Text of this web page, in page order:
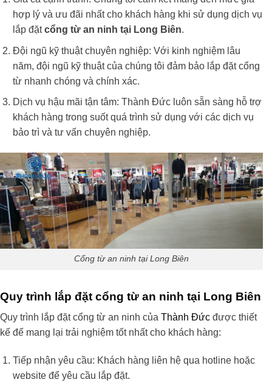
hợp lý và ưu đãi nhất cho khách hàng khi sử dụng dịch vụ
lắp đặtcổng từ an ninh tại Long Biên.
Đội ngũ kỹ thuật chuyên nghiệp: Với kinh nghiệm lâu
năm, đội ngũ kỹ thuật của chúng tôi đảm bảo lắp đặt cổng
từ nhanh chóng và chính xác.
Dịch vụ hậu mãi tận tâm: Thành Đức luôn sẵn sàng hỗ trợ
khách hàng trong suốt quá trình sử dụng với các dịch vụ
bảo trì và tư vấn chuyên nghiệp.
Cổng từ an ninh tại Long Biên
Quy trình lắp đặt cổng từ an ninh tại Long Biên
Quy trình lắp đặt cổng từ an ninh của Thành Đức được thiết
kế để mang lại trải nghiệm tốt nhất cho khách hàng:
Tiếp nhận yêu cầu: Khách hàng liên hệ qua hotline hoặc
website để yêu cầu lắp đặt.